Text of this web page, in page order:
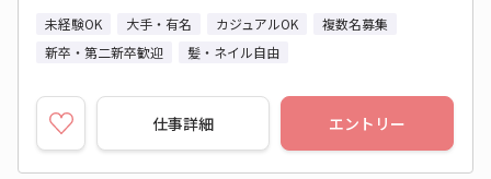
未経験OK 大手・有名 カジュアルOK
複数名募集
新卒・第二新卒歓迎
髪・ネイル自由
仕事詳細 エントリー